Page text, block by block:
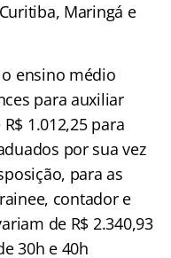
Maringá e
ensino médio
para auxiliar
1.012,25 para
por sua vez
para as
contador e
de R$ 2.340,93
30h e 40h